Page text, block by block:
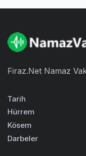
Firaz.Net Namaz
Tarih
Hürrem
Kösem
Darbeler